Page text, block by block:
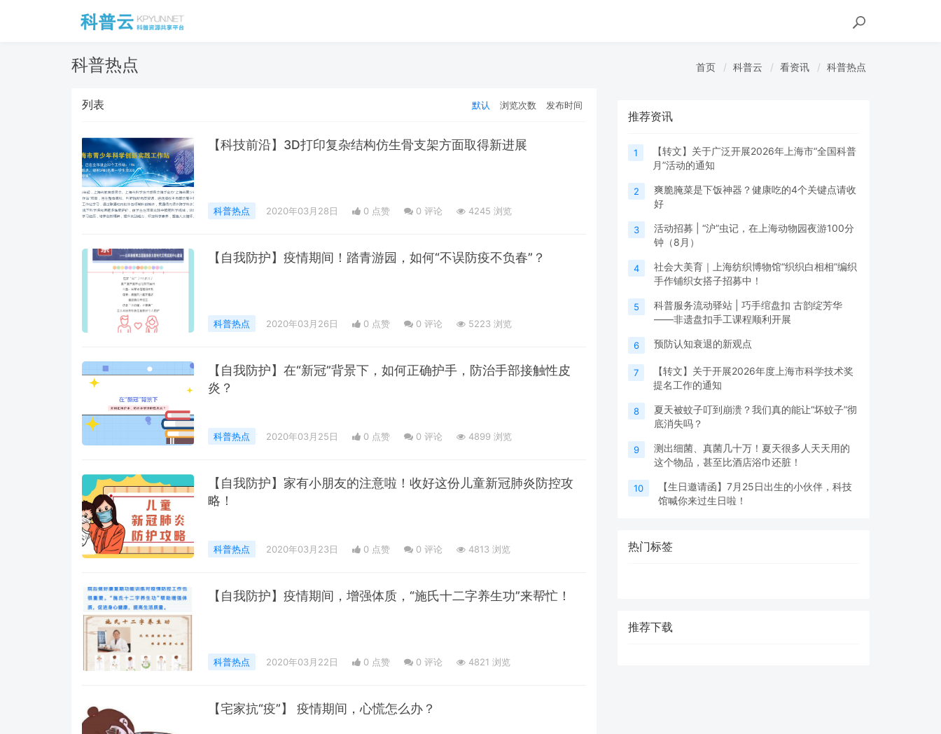
科普热点 首页 科普云 看资讯 科普热点
列表 默认 浏览次数 发布时间
【科技前沿】3D打印复杂结构仿生骨支架方面取得新进展
科普热点 2020年03月28日 0 点赞 0 评论 4245 浏览
【自我防护】疫情期间！踏青游园，如何“不误防疫不负春”？
科普热点 2020年03月26日 0 点赞 0 评论 5223 浏览
【自我防护】在“新冠”背景下，如何正确护手，防治手部接触性皮
炎？
科普热点 2020年03月25日 0 点赞 0 评论 4899 浏览
【自我防护】家有小朋友的注意啦！收好这份儿童新冠肺炎防控攻
略！
科普热点 2020年03月23日 0 点赞 0 评论 4813 浏览
【自我防护】疫情期间，增强体质，“施氏十二字养生功”来帮忙！
科普热点 2020年03月22日 0 点赞 0 评论 4821 浏览
【宅家抗“疫”】 疫情期间，心慌怎么办？
推荐资讯
1
【转文】关于广泛开展2026年上海市“全国科普
月”活动的通知
2
爽脆腌菜是下饭神器？健康吃的4个关键点请收
好
3
活动招募 | “沪”虫记，在上海动物园夜游100分
钟（8月）
4
社会大美育｜上海纺织博物馆“织织白相相”编织
手作铺织女搭子招募中！
5
科普服务流动驿站 | 巧手绾盘扣 古韵绽芳华
——非遗盘扣手工课程顺利开展
6 预防认知衰退的新观点
7
【转文】关于开展2026年度上海市科学技术奖
提名工作的通知
8
夏天被蚊子叮到崩溃？我们真的能让“坏蚊子”彻
底消失吗？
9
测出细菌、真菌几十万！夏天很多人天天用的
这个物品，甚至比酒店浴巾还脏！
10
【生日邀请函】7月25日出生的小伙伴，科技
馆喊你来过生日啦！
热门标签
推荐下载